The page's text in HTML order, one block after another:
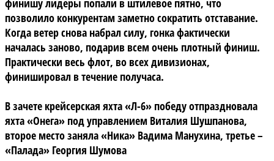
финишу лидеры попали в штилевое пятно, что
позволило конкурентам заметно сократить отставание.
Когда ветер снова набрал силу, гонка фактически
началась заново, подарив всем очень плотный финиш.
Практически весь флот, во всех дивизионах,
финишировал в течение получаса.
В зачете крейсерская яхта «Л-6» победу отпраздновала
яхта «Онега» под управлением Виталия Шушпанова,
второе место заняла «Ника» Вадима Манухина, третье –
«Палада» Георгия Шумова